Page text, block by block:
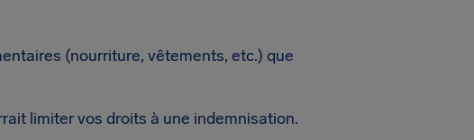
(nourriture, vêtements, etc.) que
limiter vos droits à une indemnisation.